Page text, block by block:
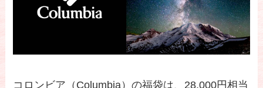
コロンビア（Columbia）の福袋は、28,000円相当